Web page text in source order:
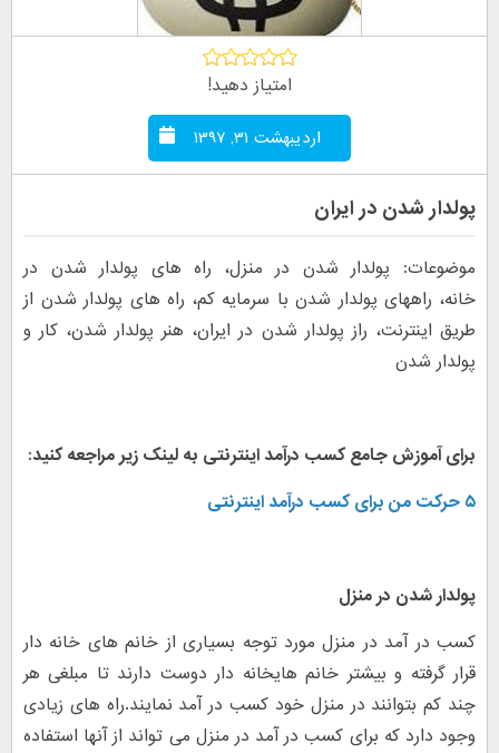
امتیاز دهید!
اردیبهشت ۳۱, ۱۳۹۷
پولدار شدن در ایران
موضوعات: پولدار شدن در منزل، راه های پولدار شدن در
خانه، راههای پولدار شدن با سرمایه کم، راه های پولدار شدن از
طریق اینترنت، راز پولدار شدن در ایران، هنر پولدار شدن، کار و
پولدار شدن
برای آموزش جامع کسب درآمد اینترنتی به لینک زیر مراجعه کنید:
۵ حرکت من برای کسب درآمد اینترنتی
پولدار شدن در منزل
کسب در آمد در منزل مورد توجه بسیاری از خانم های خانه دار
قرار گرفته و بیشتر خانم هایخانه دار دوست دارند تا مبلغی هر
چند کم بتوانند در منزل خود کسب در آمد نمایند.راه های زیادی
وجود دارد که برای کسب در آمد در منزل می تواند از آنها استفاده